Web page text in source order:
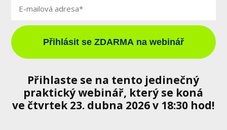
Přihlásit se ZDARMA na webinář
Přihlaste se na tento jedinečný
praktický webinář, který se koná
ve čtvrtek 23. dubna 2026 v 18:30 hod!